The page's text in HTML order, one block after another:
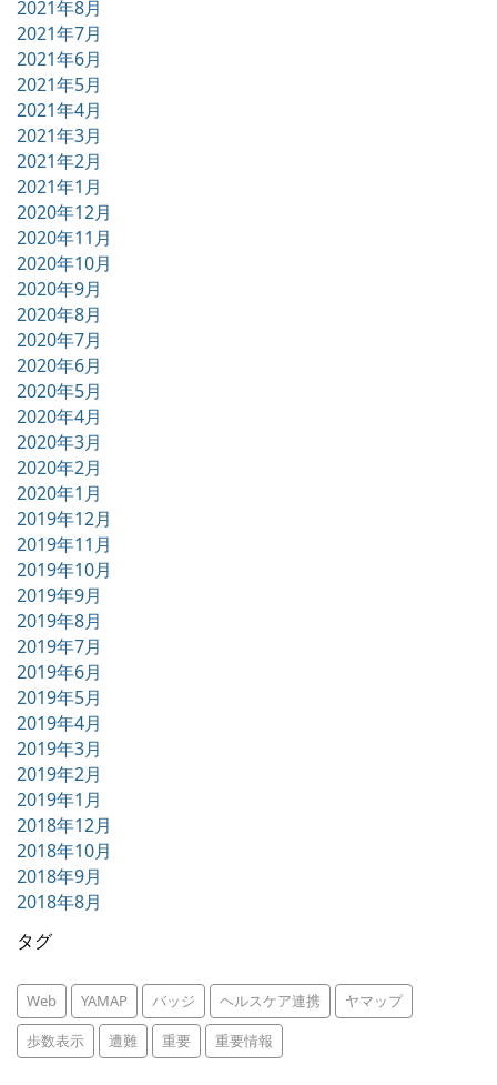
2021年8月
2021年7月
2021年6月
2021年5月
2021年4月
2021年3月
2021年2月
2021年1月
2020年12月
2020年11月
2020年10月
2020年9月
2020年8月
2020年7月
2020年6月
2020年5月
2020年4月
2020年3月
2020年2月
2020年1月
2019年12月
2019年11月
2019年10月
2019年9月
2019年8月
2019年7月
2019年6月
2019年5月
2019年4月
2019年3月
2019年2月
2019年1月
2018年12月
2018年10月
2018年9月
2018年8月
タグ
Web YAMAP バッジ ヘルスケア連携
ヤマップ
歩数表示
遭難 重要 重要情報